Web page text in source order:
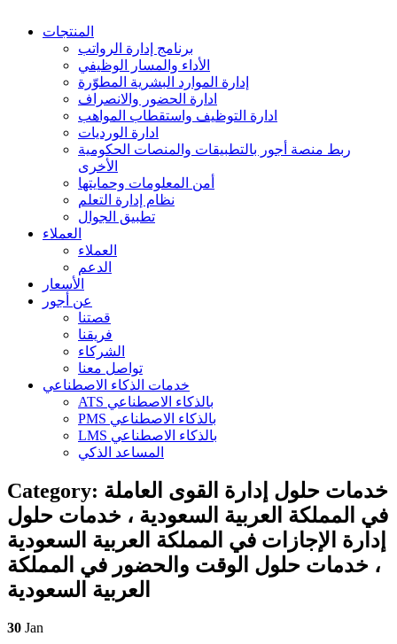
المنتجات
برنامج إدارة الرواتب
الأداء والمسار الوظيفي
إدارة الموارد البشرية المطوّرة
ادارة الحضور والانصراف
ادارة التوظيف واستقطاب المواهب
ادارة الورديات
ربط منصة أجور بالتطبيقات والمنصات الحكومية
الأخرى
أمن المعلومات وحمايتها
نظام إدارة التعلم
تطبيق الجوال
العملاء
العملاء
الدعم
الأسعار
عن أجور
قصتنا
فريقنا
الشركاء
تواصل معنا
خدمات الذكاء الاصطناعي
ATS بالذكاء الاصطناعي
PMS بالذكاء الاصطناعي
LMS بالذكاء الاصطناعي
المساعد الذكي
Category: خدمات حلول إدارة القوى العاملة
في المملكة العربية السعودية ، خدمات حلول
إدارة الإجازات في المملكة العربية السعودية
، خدمات حلول الوقت والحضور في المملكة
العربية السعودية
30 Jan